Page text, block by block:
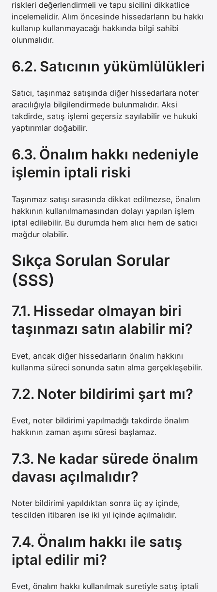
riskleri değerlendirmeli ve tapu sicilini dikkatlice
incelemelidir. Alım öncesinde hissedarların bu hakkı
kullanıp kullanmayacağı hakkında bilgi sahibi
olunmalıdır.
6.2. Satıcının yükümlülükleri
Satıcı, taşınmaz satışında diğer hissedarlara noter
aracılığıyla bilgilendirmede bulunmalıdır. Aksi
takdirde, satış işlemi geçersiz sayılabilir ve hukuki
yaptırımlar doğabilir.
6.3. Önalım hakkı nedeniyle
işlemin iptali riski
Taşınmaz satışı sırasında dikkat edilmezse, önalım
hakkının kullanılmamasından dolayı yapılan işlem
iptal edilebilir. Bu durumda hem alıcı hem de satıcı
mağdur olabilir.
Sıkça Sorulan Sorular
(SSS)
7.1. Hissedar olmayan biri
taşınmazı satın alabilir mi?
Evet, ancak diğer hissedarların önalım hakkını
kullanma süreci sonunda satın alma gerçekleşebilir.
7.2. Noter bildirimi şart mı?
Evet, noter bildirimi yapılmadığı takdirde önalım
hakkının zaman aşımı süresi başlamaz.
7.3. Ne kadar sürede önalım
davası açılmalıdır?
Noter bildirimi yapıldıktan sonra üç ay içinde,
tescilden itibaren ise iki yıl içinde açılmalıdır.
7.4. Önalım hakkı ile satış
iptal edilir mi?
Evet, önalım hakkı kullanılmak suretiyle satış iptali